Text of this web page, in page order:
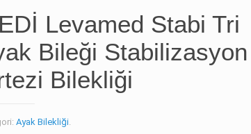
Levamed Stabi Tri
Bileği Stabilizasyon
Bilekliği
Ayak Bilekliği.